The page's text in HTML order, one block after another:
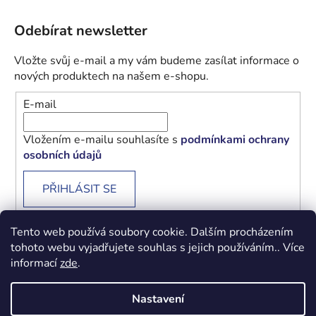
Tento web používá soubory cookie. Dalším procházením
tohoto webu vyjadřujete souhlas s jejich používáním.. Více
informacízde.
Nastavení
Odebírat newsletter
Vložte svůj e-mail a my vám budeme zasílat informace o
nových produktech na našem e-shopu.
E-mail
Vložením e-mailu souhlasíte s podmínkami ochrany
osobních údajů
PŘIHLÁSIT SE
Obchodní podmínky Podmínky ochrany osobních údajů